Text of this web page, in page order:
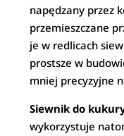
napędzany przez
przemieszczane
je w redlicach
prostsze w
mniej precyzyjne
Siewnik do
wykorzystuje